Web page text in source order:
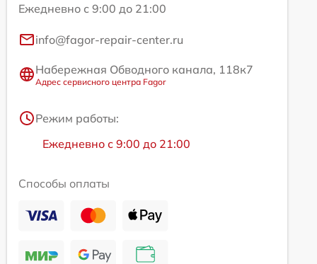
Ежедневно с 9:00 до 21:00
info@fagor-repair-center.ru
Набережная Обводного канала, 118к7
Адрес сервисного центра Fagor
Режим работы:
Ежедневно с 9:00 до 21:00
Способы оплаты